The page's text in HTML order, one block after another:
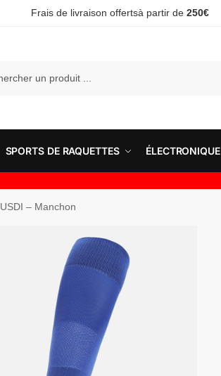
Frais de livraison offertsà partir de 250€
SPORTS DE RAQUETTES ÉLECTRONIQUE
USDI – Manchon